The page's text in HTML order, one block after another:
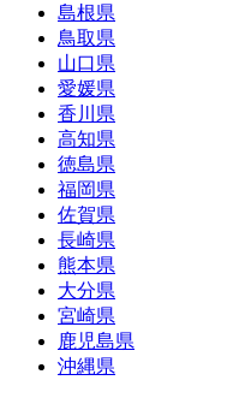
島根県
鳥取県
山口県
愛媛県
香川県
高知県
徳島県
福岡県
佐賀県
長崎県
熊本県
大分県
宮崎県
鹿児島県
沖縄県